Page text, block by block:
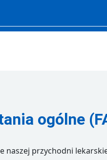
ogólne
naszej przychodni